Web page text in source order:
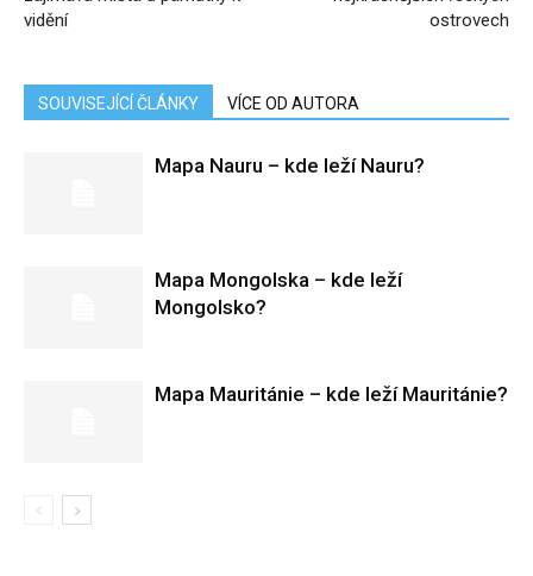
vidění
ostrovech
SOUVISEJÍCÍ ČLÁNKY VÍCE OD AUTORA
Mapa Nauru – kde leží Nauru?
Mapa Mongolska – kde leží
Mongolsko?
Mapa Mauritánie – kde leží Mauritánie?